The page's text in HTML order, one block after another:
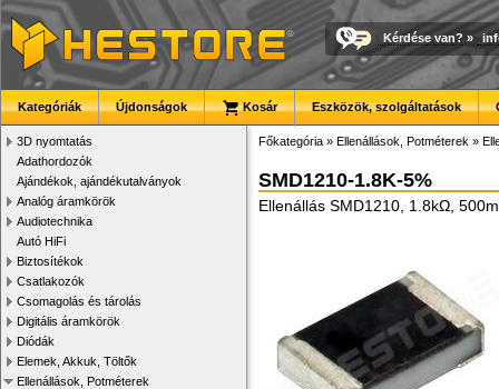
Kérdése van? »
Kategóriák Újdonságok Kosár Eszközök, szolgáltatások
3D nyomtatás
Adathordozók
Ajándékok, ajándékutalványok
Analóg áramkörök
Audiotechnika
Autó HiFi
Biztosítékok
Csatlakozók
Csomagolás és tárolás
Digitális áramkörök
Diódák
Elemek, Akkuk, Töltők
Ellenállások, Potméterek
Főkategória » Ellenállások, Potméterek »
SMD1210-1.8K-5%
Ellenállás SMD1210, 1.8kΩ,